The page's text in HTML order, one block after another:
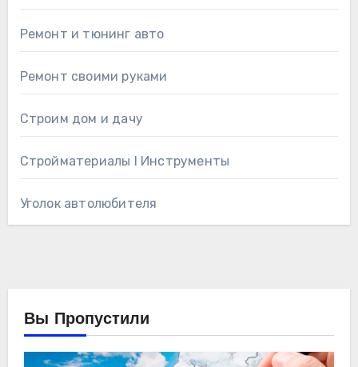
Ремонт и тюнинг авто
Ремонт своими руками
Строим дом и дачу
Стройматериалы l Инструменты
Уголок автолюбителя
Вы Пропустили